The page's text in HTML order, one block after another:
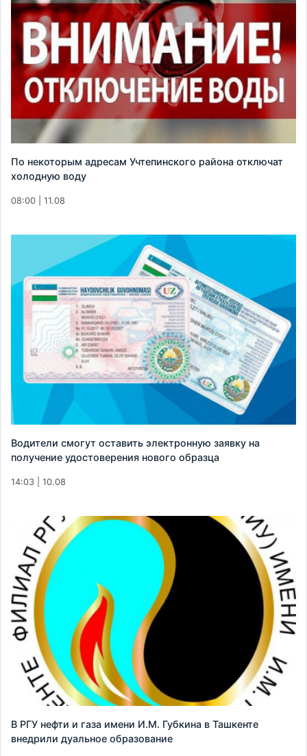
По некоторым адресам Учтепинского района отключат
холодную воду
08:00 | 11.08
Водители смогут оставить электронную заявку на
получение удостоверения нового образца
14:03 | 10.08
В РГУ нефти и газа имени И.М. Губкина в Ташкенте
внедрили дуальное образование